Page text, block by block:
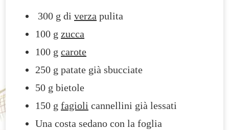
300 g di verza pulita
100 g zucca
100 g carote
250 g patate già sbucciate
50 g bietole
150 g fagioli cannellini già lessati
Una costa sedano con la foglia